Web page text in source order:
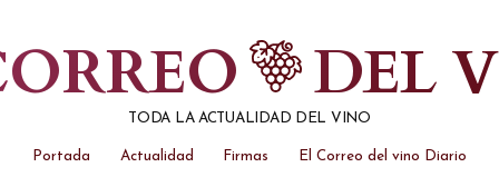
DEL
TODA LA ACTUALIDAD DEL VINO
Portada Actualidad Firmas El Correo del vino Diario